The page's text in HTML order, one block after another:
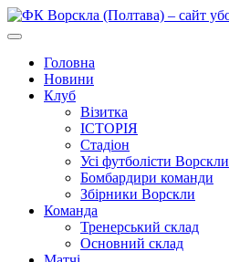
Головна
Новини
Клуб
Візитка
ІСТОРІЯ
Стадіон
Усі футболісти Ворскли
Бомбардири команди
Збірники Ворскли
Команда
Тренерський склад
Основний склад